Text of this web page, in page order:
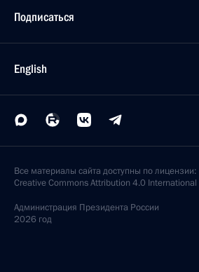
Подписаться
English
Все материалы сайта доступны по лицензии:
Creative Commons Attribution 4.0 International
Администрация Президента России
2026 год